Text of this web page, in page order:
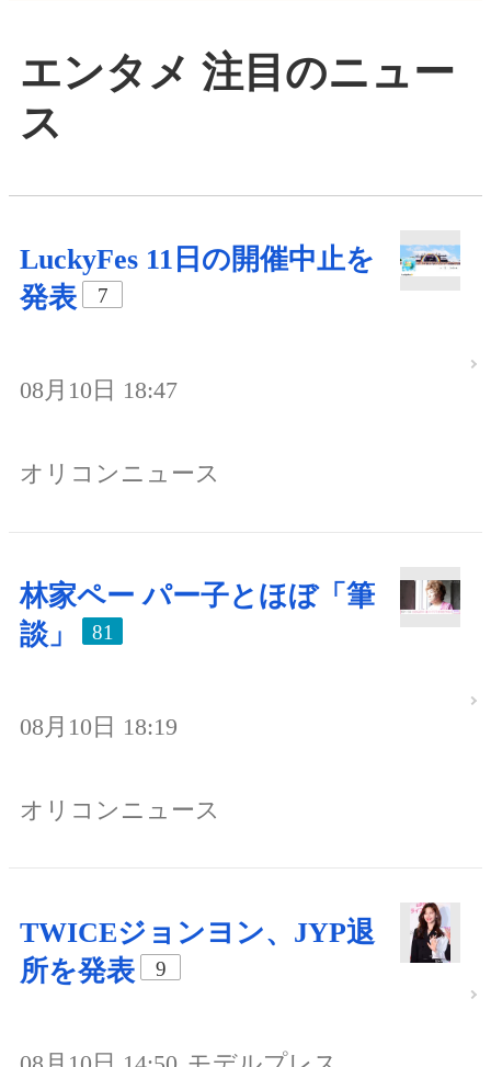
エンタメ 注目のニュー
ス
LuckyFes 11日の開催中止を
発表
7
08月10日 18:47
オリコンニュース
林家ペー パー子とほぼ「筆
談」
81
08月10日 18:19
オリコンニュース
TWICEジョンヨン、JYP退
所を発表
9